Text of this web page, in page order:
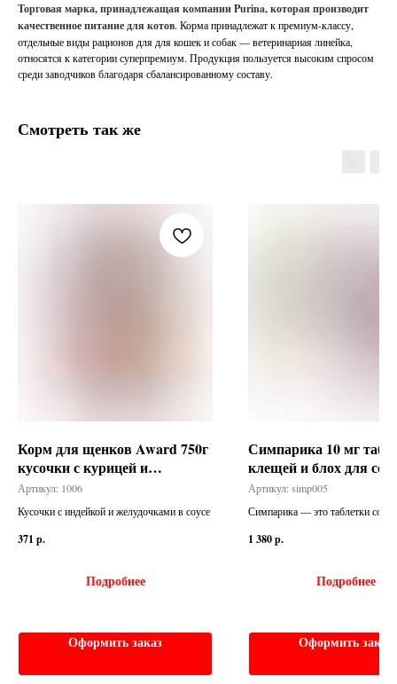
Торговая марка, принадлежащая компании Purina, которая производит
качественное питание для котов. Корма принадлежат к премиум-классу,
отдельные виды рационов для для кошек и собак — ветеринарная линейка,
относятся к категории суперпремиум. Продукция пользуется высоким спросом
среди заводчиков благодаря сбалансированному составу.
Смотреть так же
Корм для щенков Award 750г
кусочки с курицей и
морковью ж/б
Артикул: 1006
Кусочки с индейкой и желудочками в соусе
371 р.
Подробнее
Оформить заказ
Симпарика 10 мг
клещей и блох для
5,0 кг
Артикул: simp005
Симпарика — это таблетки со
Препарат защищает от блох и
(ушной клещ) и демодекоз.
1 380р.
Подробнее
Оформить заказ